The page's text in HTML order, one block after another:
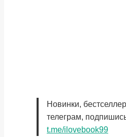
Новинки,
телеграм,
t.me/ilovebook99